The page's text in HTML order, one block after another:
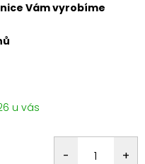
Vám vyrobíme